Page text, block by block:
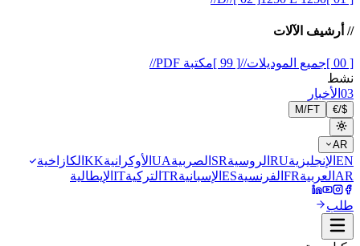
// أرشيف الآلات
[ 00 ] جميع الموديلات//
[ 99 ] مكتبة PDF
//
نشط
03 الأخبار
$
/
€
M/FT
AR
EN الإنجليزيةRU الروسيةSR الصربيةUA الأوكرانيةKK الكازاخية
AR العربيةFR الفرنسيةES الإسبانيةTR التركيةIT الإيطالية
طلب